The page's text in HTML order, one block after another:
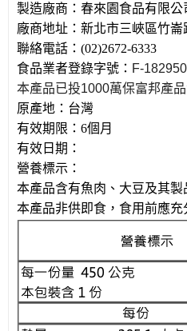
製造廠商：春來園食品有限公
廠商地址：新北市三峽區竹崙
聯絡電話： (02)2672-6333
食品業者登錄字號： F-
本產品已投1000萬保富邦產
原產地：台灣
有效期限： 6個月
有效日期：
營養標示：
本產品含有魚肉、大豆及其製
本產品非供即食，食用前應充